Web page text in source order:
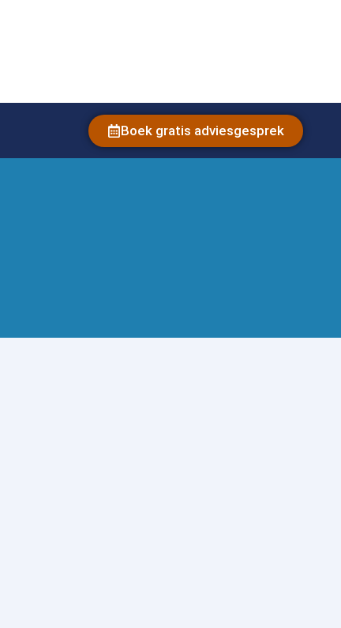
Boek gratis adviesgesprek